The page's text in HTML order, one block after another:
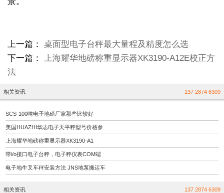
上一篇：
桌面型电子台秤最大量程及精度怎么选
下一篇：
上海耀华地磅称重显示器XK3190-A12E校正方
法
相关资讯 137 2874 6309
SCS-100吨电子地磅厂家那些比较好
美国HUAZHI华志电子天平秤型号价格参
上海耀华地磅称重显示器XK3190-A1
带i/o接口电子台秤，电子秤仪表COM端
电子地牛叉车秤安装方法 JNS地泵搬运车
相关资讯 137 2874 6309